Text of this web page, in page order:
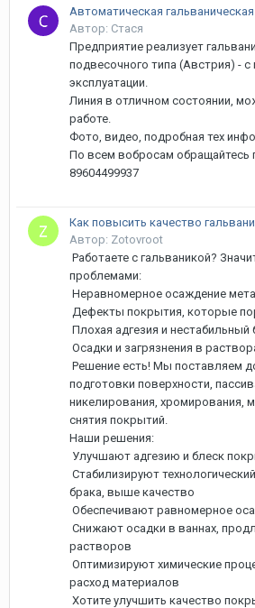
Автор: Стася
Предприятие реализует
подвесочного типа (Австрия) -
эксплуатации.
Линия в отличном состоянии,
работе.
Фото, видео, подробная тех
По всем вобросам обращайтесь
89604499937
Автор: Zotovroot
Работаете с гальваникой?
проблемами:
Неравномерное осаждение
Дефекты покрытия, которые
Плохая адгезия и нестабильный
Осадки и загрязнения в
Решение есть! Мы поставляем
подготовки поверхности,
никелирования, хромирования,
снятия покрытий.
Наши решения:
Улучшают адгезию и блеск
Стабилизируют
брака, выше качество
Обеспечивают равномерное
Снижают осадки в ваннах,
растворов
Оптимизируют химические
расход материалов
Хотите улучшить качество